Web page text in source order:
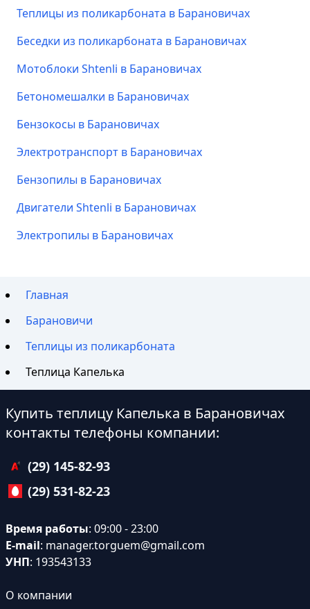
Теплицы из поликарбоната в Барановичах
Беседки из поликарбоната в Барановичах
Мотоблоки Shtenli в Барановичах
Бетономешалки в Барановичах
Бензокосы в Барановичах
Электротранспорт в Барановичах
Бензопилы в Барановичах
Двигатели Shtenli в Барановичах
Электропилы в Барановичах
Главная
Барановичи
Теплицы из поликарбоната
Теплица Капелька
Купить теплицу Капелька в Барановичах
контакты телефоны компании:
(29) 145-82-93
(29) 531-82-23
Время работы: 09:00 - 23:00
E-mail: manager.torguem@gmail.com
УНП: 193543133
О компании